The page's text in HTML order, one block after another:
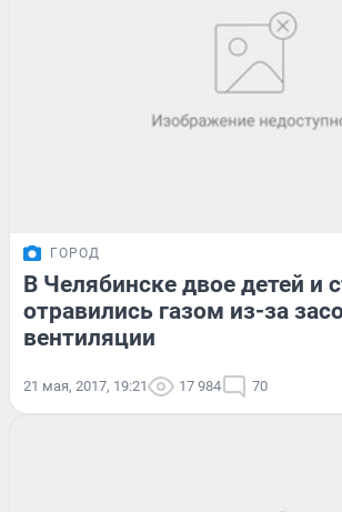
ГОРОД
В Челябинске двое детей и
отравились газом из-за
вентиляции
21 мая, 2017, 19:21 17 984 70